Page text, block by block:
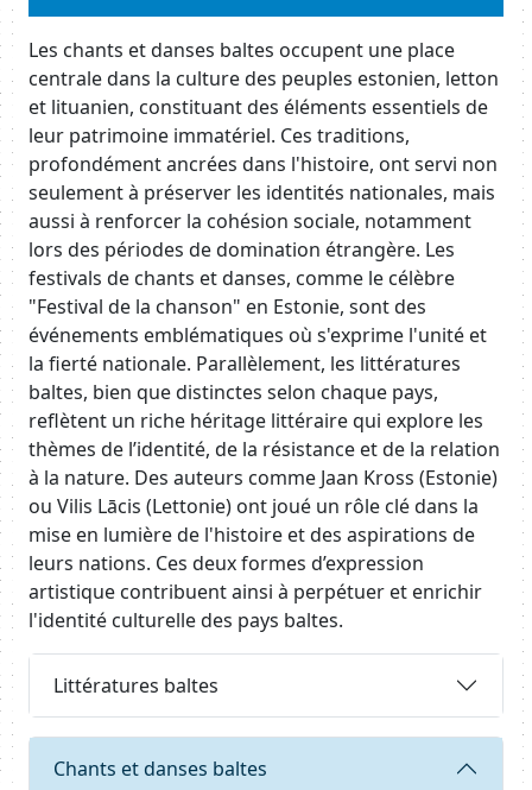
Body
Les chants et danses baltes occupent une place
centrale dans la culture des peuples estonien, letton
et lituanien, constituant des éléments essentiels de
leur patrimoine immatériel. Ces traditions,
profondément ancrées dans l'histoire, ont servi non
seulement à préserver les identités nationales, mais
aussi à renforcer la cohésion sociale, notamment
lors des périodes de domination étrangère. Les
festivals de chants et danses, comme le célèbre
"Festival de la chanson" en Estonie, sont des
événements emblématiques où s'exprime l'unité et
la fierté nationale. Parallèlement, les littératures
baltes, bien que distinctes selon chaque pays,
reflètent un riche héritage littéraire qui explore les
thèmes de l’identité, de la résistance et de la relation
à la nature. Des auteurs comme Jaan Kross (Estonie)
ou Vilis Lācis (Lettonie) ont joué un rôle clé dans la
mise en lumière de l'histoire et des aspirations de
leurs nations. Ces deux formes d’expression
artistique contribuent ainsi à perpétuer et enrichir
l'identité culturelle des pays baltes.
Littératures baltes
Chants et danses baltes